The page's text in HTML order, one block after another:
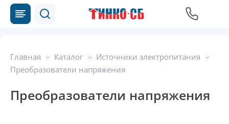
Главная Каталог
Источники электропитания
Преобразователи напряжения
Преобразователи напряжения